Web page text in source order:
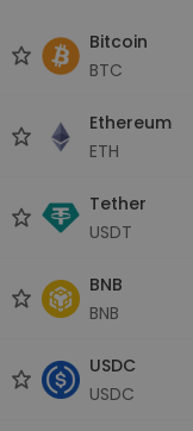
Bitcoin
BTC
Ethereum
ETH
Tether
USDT
BNB
BNB
USDC
USDC